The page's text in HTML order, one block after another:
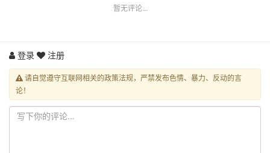
暂无评论...
登录 注册
请自觉遵守互联网相关的政策法规，严禁发布色情、暴力、反动的言
论！